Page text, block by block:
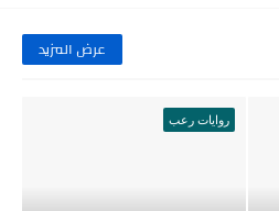
عرض المزيد
روايات رعب